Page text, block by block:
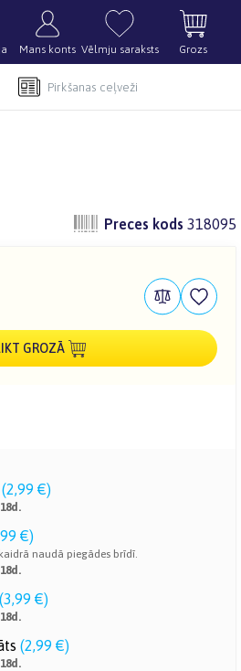
Mans konts Vēlmju saraksts Grozs
Pirkšanas ceļveži
Preces kods 318095
GROZĀ
(2,99 €)
€)
naudā piegādes brīdī.
(3,99 €)
(2,99 €)